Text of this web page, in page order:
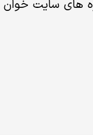
های سایت خوان